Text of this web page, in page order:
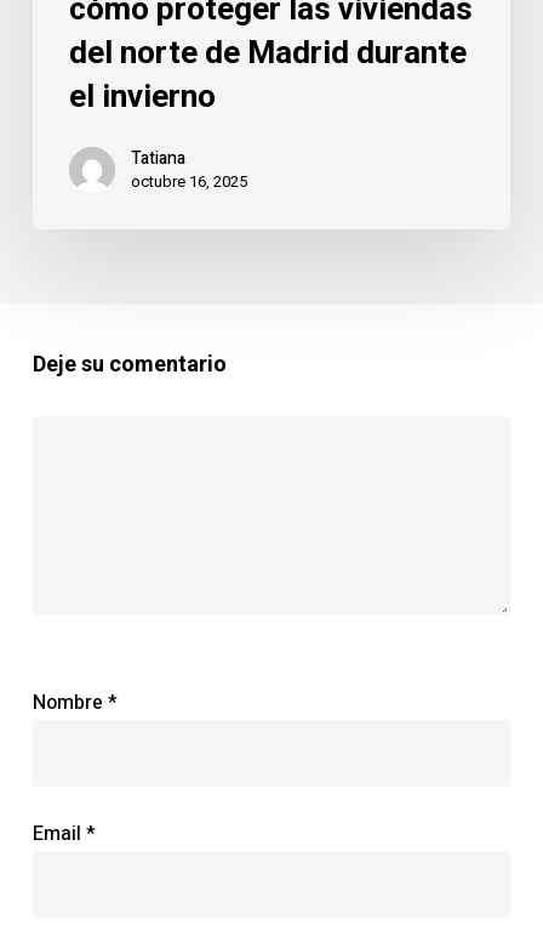
invierno
cómo proteger las viviendas
del norte de Madrid durante
el invierno
Tatiana
octubre 16, 2025
Deje su comentario
Nombre *
Email *